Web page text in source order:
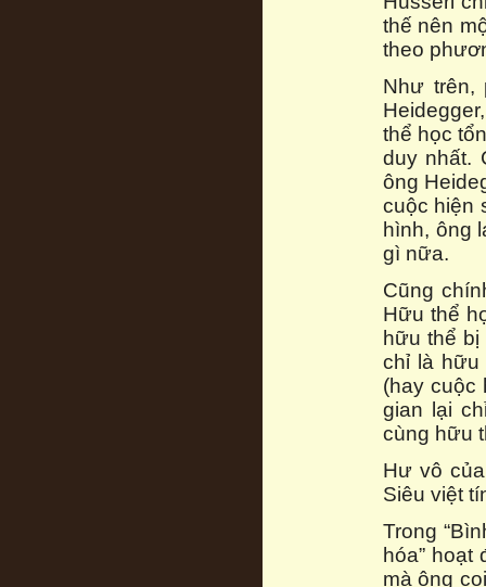
thế nên
theo
Như trên,
thể học
duy nhất.
ông
cuộc hiện
hình, ông
gì nữa.
Cũng
Hữu thể
hữu thể
chỉ là hữu
(hay cuộc
gian lại
cùng hữu
Hư vô
Siêu việt
Trong
hóa”
mà ông